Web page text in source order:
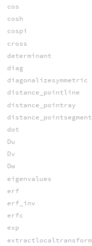
cos
cosh
cospi
cross
determinant
diag
diagonalizesymmetric
distance_pointline
distance_pointray
distance_pointsegment
dot
Du
Dv
Dw
eigenvalues
erf
erf_inv
erfc
exp
extractlocaltransform